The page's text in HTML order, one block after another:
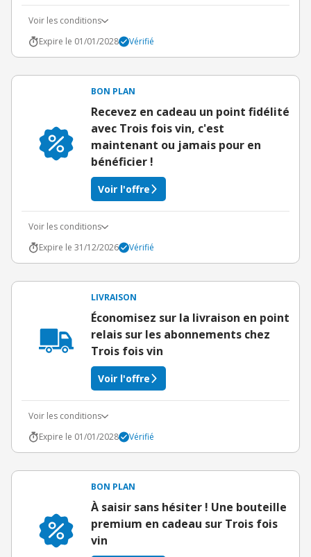
Voir les conditions
Expire le 01/01/2028
Vérifié
BON PLAN
Recevez en cadeau un point fidélité
avec Trois fois vin, c'est
maintenant ou jamais pour en
bénéficier !
Voir l'offre
Voir les conditions
Expire le 31/12/2026
Vérifié
LIVRAISON
Économisez sur la livraison en point
relais sur les abonnements chez
Trois fois vin
Voir l'offre
Voir les conditions
Expire le 01/01/2028
Vérifié
BON PLAN
À saisir sans hésiter ! Une bouteille
premium en cadeau sur Trois fois
vin